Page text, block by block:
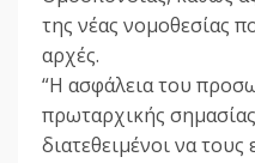
της νέας νομοθεσίας
αρχές.
“Η ασφάλεια του
πρωταρχικής
διατεθειμένοι να